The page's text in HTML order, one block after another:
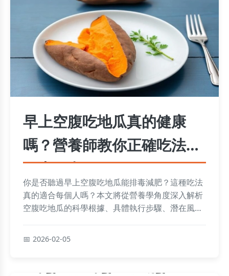
早上空腹吃地瓜真的健康
嗎？營養師教你正確吃法與
三大好處
你是否聽過早上空腹吃地瓜能排毒減肥？這種吃法
真的適合每個人嗎？本文將從營養學角度深入解析
空腹吃地瓜的科學根據、具體執行步驟、潛在風
讓你聰明吃出健康。
2026-02-05